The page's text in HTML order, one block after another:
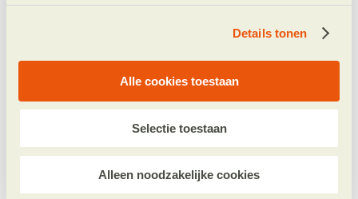
Details tonen
Alle cookies toestaan
Selectie toestaan
Alleen noodzakelijke cookies
Doneer